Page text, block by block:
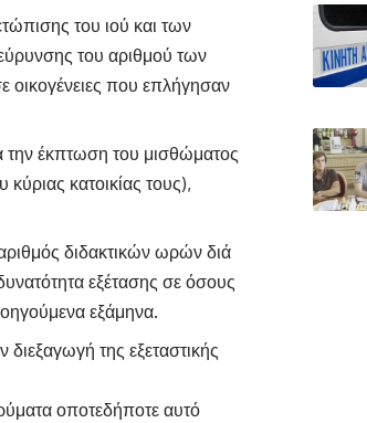
του ιού και των
του αριθμού των
οικογένειες που επλήγησαν
την έκπτωση του μισθώματος
κύριας κατοικίας τους),
διδακτικών ωρών διά
εξέτασης σε όσους
εξάμηνα.
της εξεταστικής
οποτεδήποτε αυτό